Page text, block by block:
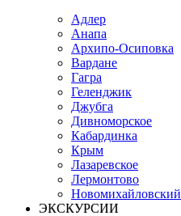
Адлер
Анапа
Архипо-Осиповка
Вардане
Гагра
Геленджик
Джубга
Дивноморское
Кабардинка
Крым
Лазаревское
Лермонтово
Новомихайловский
ЭКСКУРСИИ